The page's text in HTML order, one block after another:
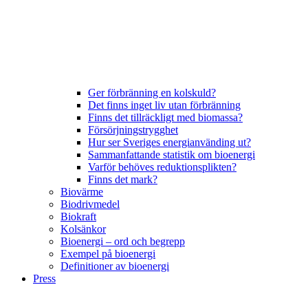
Ger förbränning en kolskuld?
Det finns inget liv utan förbränning
Finns det tillräckligt med biomassa?
Försörjningstrygghet
Hur ser Sveriges energianvänding ut?
Sammanfattande statistik om bioenergi
Varför behöves reduktionsplikten?
Finns det mark?
Biovärme
Biodrivmedel
Biokraft
Kolsänkor
Bioenergi – ord och begrepp
Exempel på bioenergi
Definitioner av bioenergi
Press